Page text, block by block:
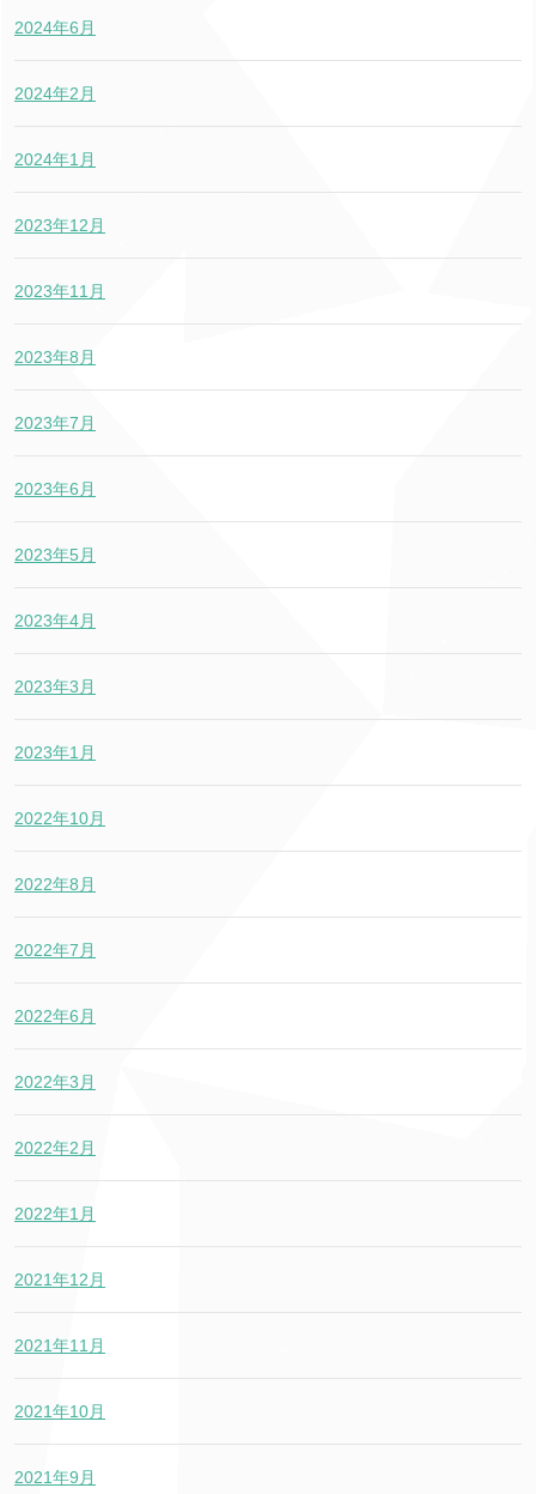
2024年6月
2024年2月
2024年1月
2023年12月
2023年11月
2023年8月
2023年7月
2023年6月
2023年5月
2023年4月
2023年3月
2023年1月
2022年10月
2022年8月
2022年7月
2022年6月
2022年3月
2022年2月
2022年1月
2021年12月
2021年11月
2021年10月
2021年9月